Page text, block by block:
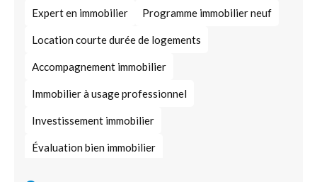
Expert en immobilier Programme immobilier neuf
Location courte durée de logements
Accompagnement immobilier
Immobilier à usage professionnel
Investissement immobilier
Évaluation bien immobilier